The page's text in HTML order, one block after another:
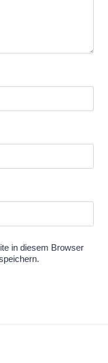
in diesem Browser